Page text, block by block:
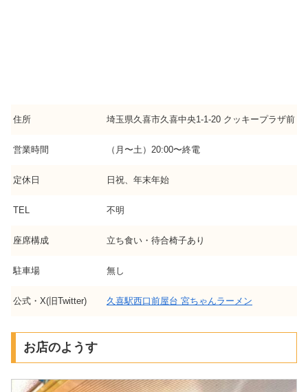
住所 埼玉県久喜市久喜中央1-1-20 クッキープラザ前
営業時間 （月〜土）20:00〜終電
定休日 日祝、年末年始
TEL 不明
座席構成 立ち食い・待合椅子あり
駐車場 無し
公式・X(旧Twitter) 久喜駅西口前屋台 宮ちゃんラーメン
お店のようす